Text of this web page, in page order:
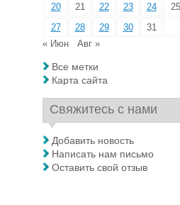
20
21 22 23 24 25
27
28 29 30
31
« Июн
Авг »
Все метки
Карта сайта
Свяжитесь с нами
Добавить новость
Написать нам письмо
Оставить свой отзыв